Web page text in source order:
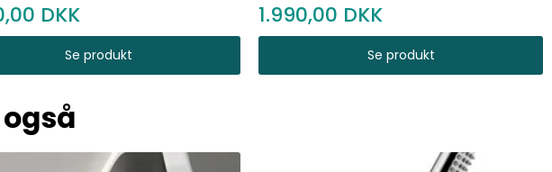
Se produkt
1.990,00
Se produkt